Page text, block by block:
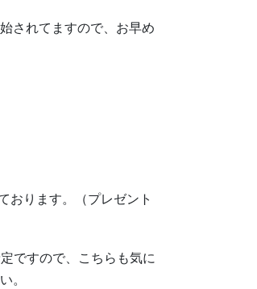
されてますので、お早め
おります。（プレゼント
ですので、こちらも気に
。